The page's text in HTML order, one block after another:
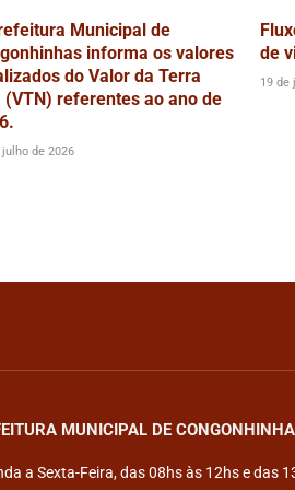
Municipal de
informa os valores
do Valor da Terra
(VTN) referentes ao ano de
julho de 2026
de
19 de
MUNICIPAL DE
a Sexta-Feira, das 08hs às 12hs e das